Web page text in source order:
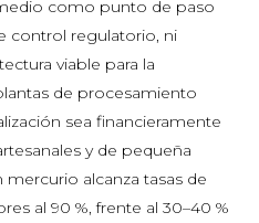
como punto de paso
control regulatorio, ni
viable para la
de procesamiento
sea financieramente
y de pequeña
alcanza tasas de
al 90 %, frente al 30–40 %